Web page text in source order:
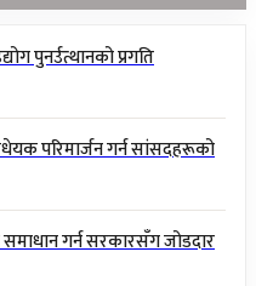
पुनर्उत्थानको प्रगति
परिमार्जन गर्न सांसदहरूको
गर्न सरकारसँग जोडदार